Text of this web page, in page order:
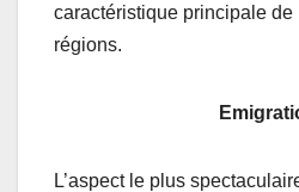
caractéristique principale de
régions.
L’aspect le plus